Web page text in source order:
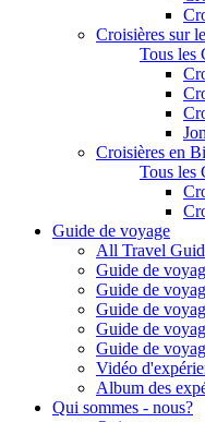
Croisières sur
Tous les
Croisières en
Tous les
Guide de voyage
All Travel
Guide de
Guide de
Guide de
Guide de
Guide de
Vidéo
Album des
Qui sommes - nous?